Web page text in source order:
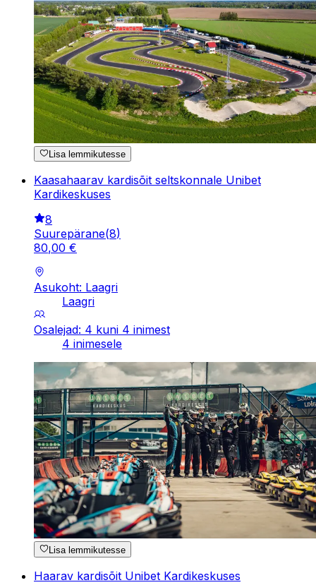
Lisa lemmikutesse
Kaasahaarav kardisõit seltskonnale Unibet
Kardikeskuses
8
Suurepärane(8)
80,00 €
Asukoht: Laagri
Laagri
Osalejad: 4 kuni 4 inimest
4 inimesele
Lisa lemmikutesse
Haarav kardisõit Unibet Kardikeskuses